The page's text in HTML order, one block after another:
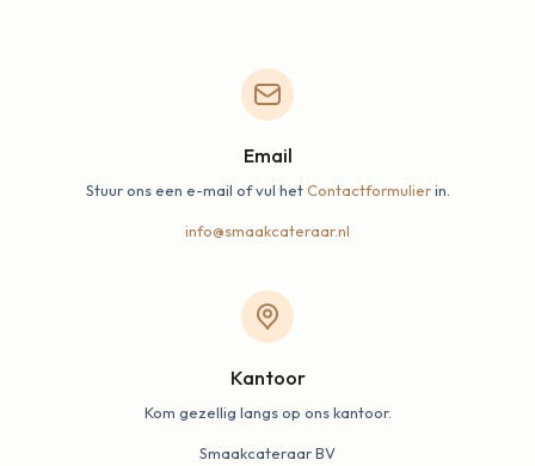
Email
Stuur ons een e-mail of vul hetContactformulierin.
info@smaakcateraar.nl
Kantoor
Kom gezellig langs op ons kantoor.
Smaakcateraar BV